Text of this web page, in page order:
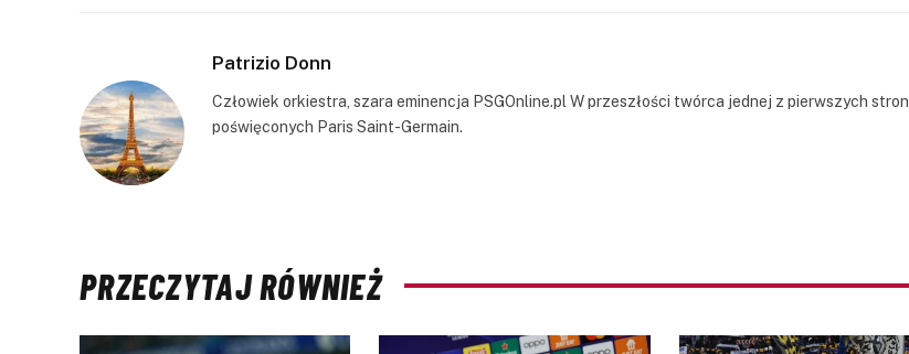
Patrizio Donn
Człowiek orkiestra, szara eminencja PSGOnline.pl W przeszłości twórca jednej z pierwszych stron
poświęconych Paris Saint-Germain.
PRZECZYTAJ RÓWNIEŻ